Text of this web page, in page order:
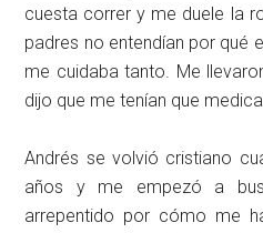
cuesta correr y me duele la
padres no entendían por qué
me cuidaba tanto. Me
dijo que me tenían que
Andrés se volvió cristiano
años y me empezó a
arrepentido por cómo me